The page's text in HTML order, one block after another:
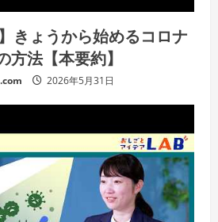
きょうから始めるコロナ
方法【本要約】
2026年5月31日